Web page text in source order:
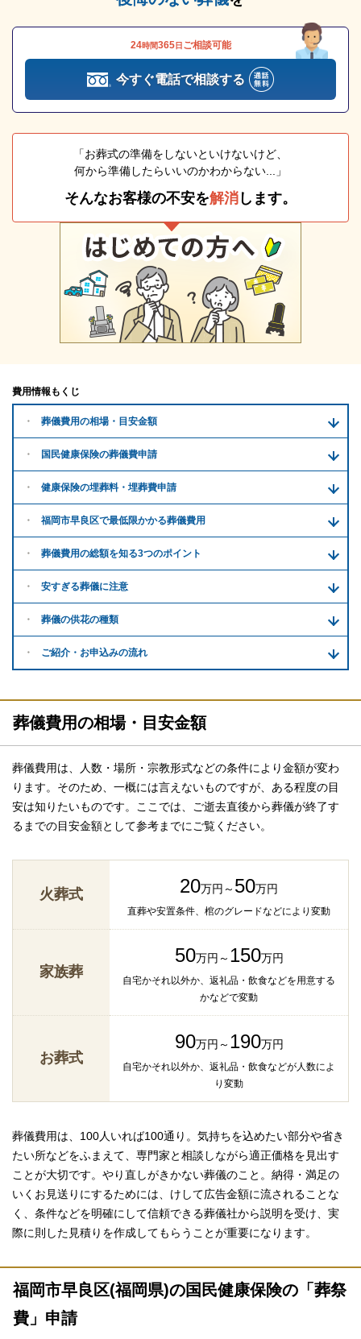
24時間365日 ご相談可能
今すぐ電話で相談する
「お葬式の準備をしないといけないけど、
何から準備したらいいのかわからない...」
そんなお客様の不安を解消 します。
費用情報もくじ
葬儀費用の相場・目安金額
国民健康保険の葬儀費申請
健康保険の埋葬料・ 埋葬費申請
福岡市早良区で最低限かかる葬儀費用
葬儀費用の総額を知る3つのポイント
安すぎる葬儀に注意
葬儀の供花の種類
ご紹介・ お申込みの流れ
葬儀費用の相場・目安金額
葬儀費用は、人数・場所・宗教形式などの条件により金額が変わ
ります。そのため、一概には言えないものですが、ある程度の目
安は知りたいものです。ここでは、ご逝去直後から葬儀が終了す
るまでの目安金額として参考までにご覧ください。
火葬式 20万円～ 50万円
直葬や安置条件、棺のグレードなどにより変動
家族葬
50万円～ 150万円
自宅かそれ以外か、返礼品・飲食などを用意する
かなどで変動
お葬式
90万円～ 190万円
自宅かそれ以外か、返礼品・飲食などが人数によ
り変動
葬儀費用は、100人いれば100通り。気持ちを込めたい部分や省き
たい所などをふまえて、専門家と相談しながら適正価格を見出す
ことが大切です。やり直しがきかない葬儀のこと。納得・満足の
いくお見送りにするためには、けして広告金額に流されることな
く、条件などを明確にして信頼できる葬儀社から説明を受け、実
際に則した見積りを作成してもらうことが重要になります。
福岡市早良区(福岡県)の国民健康保険の「葬祭
費」申請